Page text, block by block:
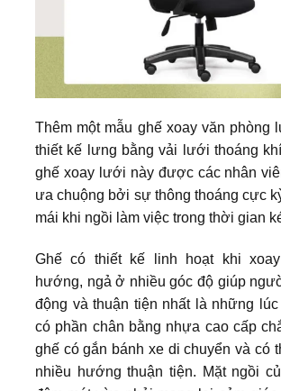
Thêm một mẫu ghế xoay văn phòng
thiết kế lưng bằng vải lưới thoáng
ghế xoay lưới này được các nhân
ưa chuộng bởi sự thông thoáng cực
mái khi ngồi làm việc trong thời gian
Ghế có thiết kế linh hoạt khi
hướng, ngả ở nhiều góc độ giúp
động và thuận tiện nhất là những
có phần chân bằng nhựa cao cấp
ghế có gắn bánh xe di chuyển và có
nhiều hướng thuận tiện. Mặt ngồi